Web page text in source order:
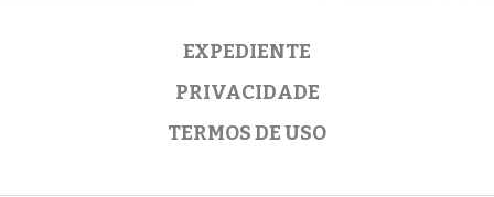
EXPEDIENTE
PRIVACIDADE
TERMOS DE USO